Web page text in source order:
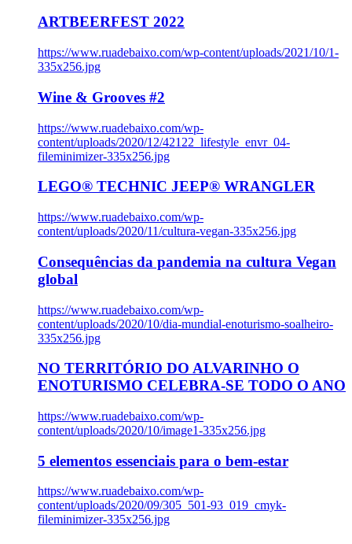
ARTBEERFEST 2022
https://www.ruadebaixo.com/wp-content/uploads/2021/10/1-
335x256.jpg
Wine & Grooves #2
https://www.ruadebaixo.com/wp-
content/uploads/2020/12/42122_lifestyle_envr_04-
fileminimizer-335x256.jpg
LEGO® TECHNIC JEEP® WRANGLER
https://www.ruadebaixo.com/wp-
content/uploads/2020/11/cultura-vegan-335x256.jpg
Consequências da pandemia na cultura Vegan
global
https://www.ruadebaixo.com/wp-
content/uploads/2020/10/dia-mundial-enoturismo-soalheiro-
335x256.jpg
NO TERRITÓRIO DO ALVARINHO O
ENOTURISMO CELEBRA-SE TODO O ANO
https://www.ruadebaixo.com/wp-
content/uploads/2020/10/image1-335x256.jpg
5 elementos essenciais para o bem-estar
https://www.ruadebaixo.com/wp-
content/uploads/2020/09/305_501-93_019_cmyk-
fileminimizer-335x256.jpg